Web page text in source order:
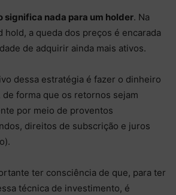
significa nada para um holder. Na
hold, a queda dos preços é encarada
de adquirir ainda mais ativos.
dessa estratégia é fazer o dinheiro
forma que os retornos sejam
por meio de proventos
direitos de subscrição e juros
ter consciência de que, para ter
técnica de investimento, é